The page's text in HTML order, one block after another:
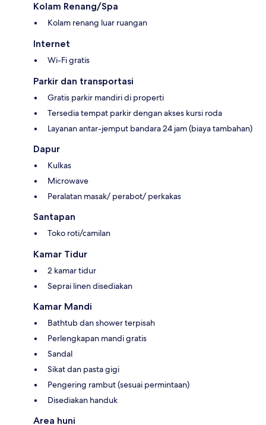
Kolam Renang/Spa
Kolam renang luar ruangan
Internet
Wi-Fi gratis
Parkir dan transportasi
Gratis parkir mandiri di properti
Tersedia tempat parkir dengan akses kursi roda
Layanan antar-jemput bandara 24 jam (biaya tambahan)
Dapur
Kulkas
Microwave
Peralatan masak/ perabot/ perkakas
Santapan
Toko roti/camilan
Kamar Tidur
2 kamar tidur
Seprai linen disediakan
Kamar Mandi
Bathtub dan shower terpisah
Perlengkapan mandi gratis
Sandal
Sikat dan pasta gigi
Pengering rambut (sesuai permintaan)
Disediakan handuk
Area huni